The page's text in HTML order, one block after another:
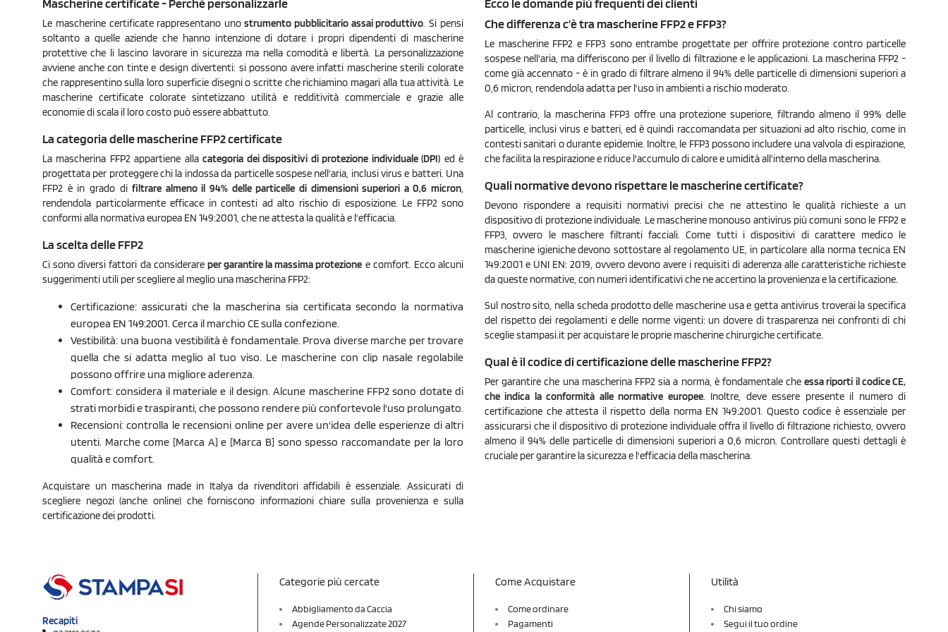
Mascherine certificate - Perché personalizzarle
Le mascherine certificate rappresentano uno strumento pubblicitario assai produttivo. Si pensi
soltanto a quelle aziende che hanno intenzione di dotare i propri dipendenti di mascherine
protettive che li lascino lavorare in sicurezza ma nella comodità e libertà. La personalizzazione
avviene anche con tinte e design divertenti: si possono avere infatti mascherine sterili colorate
che rappresentino sulla loro superficie disegni o scritte che richiamino magari alla tua attività. Le
mascherine certificate colorate sintetizzano utilità e redditività commerciale e grazie alle
economie di scala il loro costo può essere abbattuto.
La categoria delle mascherine FFP2 certificate
La mascherina FFP2 appartiene allacategoria dei dispositivi di protezione individuale (DPI) ed è
progettata per proteggere chi la indossa da particelle sospese nell'aria, inclusi virus e batteri. Una
FFP2 è in grado difiltrare almeno il 94% delle particelle di dimensioni superiori a 0,6 micron,
rendendola particolarmente efficace in contesti ad alto rischio di esposizione. Le FFP2 sono
conformi alla normativa europea EN 149:2001, che ne attesta la qualità e l'efficacia.
La scelta delle FFP2
Ci sono diversi fattori da considerare per garantire la massima protezione e comfort. Ecco alcuni
suggerimenti utili per scegliere al meglio una mascherina FFP2:
Certificazione: assicurati che la mascherina sia certificata secondo la normativa
europea EN 149:2001. Cerca il marchio CE sulla confezione.
Vestibilità: una buona vestibilità è fondamentale. Prova diverse marche per trovare
quella che si adatta meglio al tuo viso. Le mascherine con clip nasale regolabile
possono offrire una migliore aderenza.
Comfort: considera il materiale e il design. Alcune mascherine FFP2 sono dotate di
strati morbidi e traspiranti, che possono rendere più confortevole l'uso prolungato.
Recensioni: controlla le recensioni online per avere un'idea delle esperienze di altri
utenti. Marche come [Marca A] e [Marca B] sono spesso raccomandate per la loro
qualità e comfort.
Acquistare un mascherina made in Italya da rivenditori affidabili è essenziale. Assicurati di
scegliere negozi (anche online) che forniscono informazioni chiare sulla provenienza e sulla
certificazione dei prodotti.
Ecco le domande più frequenti dei clienti
Che differenza c'è tra mascherine FFP2 e FFP3?
Le mascherine FFP2 e FFP3 sono entrambe progettate per offrire protezione contro particelle
sospese nell'aria, ma differiscono per il livello di filtrazione e le applicazioni. La mascherina FFP2 -
come già accennato - è in grado di filtrare almeno il 94% delle particelle di dimensioni superiori a
0,6 micron, rendendola adatta per l'uso in ambienti a rischio moderato.
Al contrario, la mascherina FFP3 offre una protezione superiore, filtrando almeno il 99% delle
particelle, inclusi virus e batteri, ed è quindi raccomandata per situazioni ad alto rischio, come in
contesti sanitari o durante epidemie. Inoltre, le FFP3 possono includere una valvola di espirazione,
che facilita la respirazione e riduce l'accumulo di calore e umidità all'interno della mascherina.
Quali normative devono rispettare le mascherine certificate?
Devono rispondere a requisiti normativi precisi che ne attestino le qualità richieste a un
dispositivo di protezione individuale. Le mascherine monouso antivirus più comuni sono le FFP2 e
FFP3, ovvero le maschere filtranti facciali. Come tutti i dispositivi di carattere medico le
mascherine igienichedevono sottostare al regolamento UE, in particolare alla norma tecnica EN
149:2001 e UNI EN: 2019, ovvero devono avere i requisiti di aderenza alle caratteristiche richieste
da queste normative, con numeri identificativi che ne accertino la provenienza e la certificazione.
Sul nostro sito, nella scheda prodotto delle mascherine usa e getta antivirus troverai la specifica
del rispetto dei regolamenti e delle norme vigenti: un dovere di trasparenza nei confronti di chi
sceglie stampasi.it per acquistare le proprie mascherine chirurgiche certificate.
Qual è il codice di certificazione delle mascherine FFP2?
Per garantire che una mascherina FFP2 sia a norma, è fondamentale cheessa riporti il codice CE,
che indica la conformità alle normative europee. Inoltre, deve essere presente il numero di
certificazione che attesta il rispetto della norma EN 149:2001. Questo codice è essenziale per
assicurarsi che il dispositivo di protezione individuale offra il livello di filtrazione richiesto, ovvero
almeno il 94% delle particelle di dimensioni superiori a 0,6 micron. Controllare questi dettagli è
cruciale per garantire la sicurezza e l'efficacia della mascherina.
Recapiti
Categorie più cercate
Abbigliamento da Caccia
Agende Personalizzate 2027
Come Acquistare
Come ordinare
Pagamenti
Utilità
Chi siamo
Segui il tuo ordine